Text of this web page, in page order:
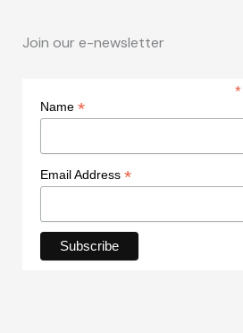
Join our e-newsletter
*
Name *
Email Address *